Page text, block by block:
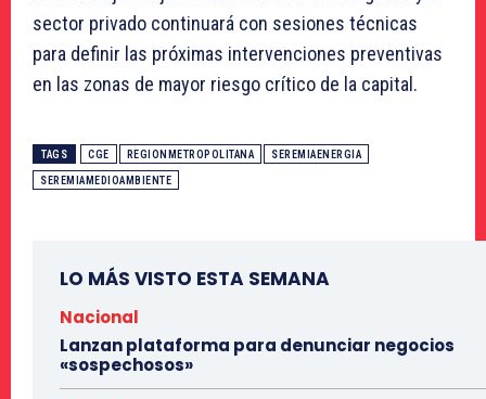
sector privado continuará con sesiones técnicas
para definir las próximas intervenciones preventivas
en las zonas de mayor riesgo crítico de la capital.
TAGS CGE REGIONMETROPOLITANA SEREMIAENERGIA
SEREMIAMEDIOAMBIENTE
LO MÁS VISTO ESTA SEMANA
Nacional
Lanzan plataforma para denunciar negocios
«sospechosos»